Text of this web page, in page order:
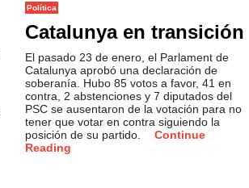
Política
Catalunya en transición
El pasado 23 de enero, el Parlament de
Catalunya aprobó una declaración de
soberanía. Hubo 85 votos a favor, 41 en
contra, 2 abstenciones y 7 diputados del
PSC se ausentaron de la votación para no
tener que votar en contra siguiendo la
posición de su partido.
Continue
Reading